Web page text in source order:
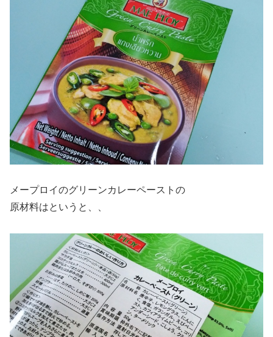
メープロイのグリーンカレーペーストの
原材料はというと、、